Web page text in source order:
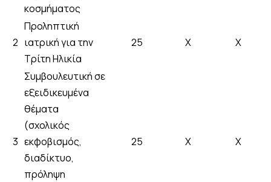
κοσμήματος
2
Προληπτική
ιατρική για την
Τρίτη Ηλικία
25 X Χ
3
Συμβουλευτική σε
εξειδικευμένα
θέματα
(σχολικός
εκφοβισμός,
διαδίκτυο,
πρόληψη
25 Χ Χ